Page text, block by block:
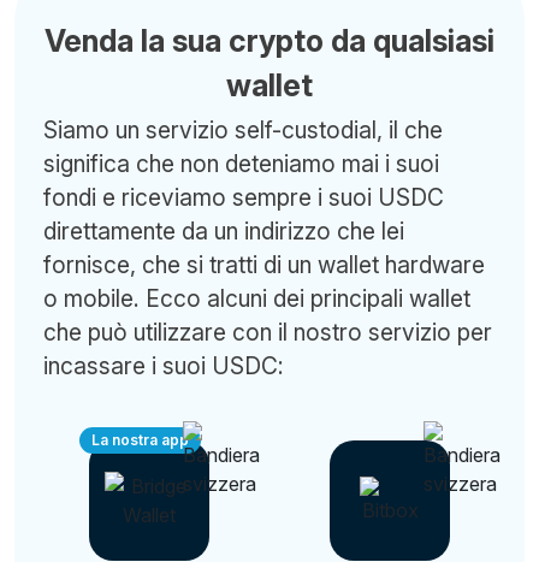
Venda la sua crypto da qualsiasi
wallet
Siamo un servizio self-custodial, il che
significa che non deteniamo mai i suoi
fondi e riceviamo sempre i suoi USDC
direttamente da un indirizzo che lei
fornisce, che si tratti di un wallet hardware
o mobile. Ecco alcuni dei principali wallet
che può utilizzare con il nostro servizio per
incassare i suoi USDC:
La nostra app